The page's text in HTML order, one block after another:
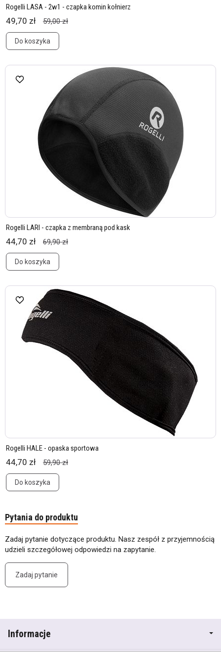
Rogelli LASA - 2w1 - czapka komin kołnierz
49,70 zł 59,00 zł
Do koszyka
Rogelli LARI - czapka z membraną pod kask
44,70 zł 69,90 zł
Do koszyka
Rogelli HALE - opaska sportowa
44,70 zł 59,90 zł
Do koszyka
Pytania do produktu
Zadaj pytanie dotyczące produktu. Nasz zespół z przyjemnością
udzieli szczegółowej odpowiedzi na zapytanie.
Zadaj pytanie
Informacje